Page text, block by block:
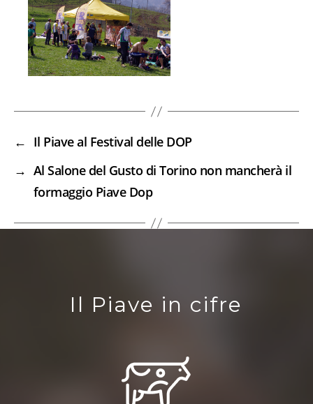
← Il Piave al Festival delle DOP
→ Al Salone del Gusto di Torino non mancherà il
formaggio Piave Dop
Il Piave in cifre